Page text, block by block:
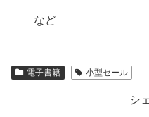
など
電子書籍 小型セール
シ